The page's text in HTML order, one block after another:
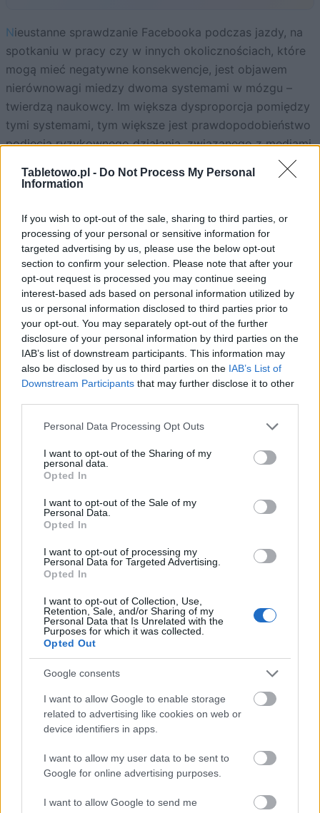
Tabletowo.pl - Do Not Process My Personal
Information
If you wish to opt-out of the sale, sharing to third parties, or
processing of your personal or sensitive information for
targeted advertising by us, please use the below opt-out
section to confirm your selection. Please note that after your
opt-out request is processed you may continue seeing
interest-based ads based on personal information utilized by
us or personal information disclosed to third parties prior to
your opt-out. You may separately opt-out of the further
disclosure of your personal information by third parties on the
IAB’s list of downstream participants. This information may
also be disclosed by us to third parties on the IAB’s List of
Downstream Participants that may further disclose it to other
Please note that this website/app uses one or more Google
not limited to your visit or usage behaviour. You may click to
grant or deny consent to Google and its third-party tags to
use your data for below specified purposes in below Google
consent section.
Personal Data Processing Opt Outs
I want to opt-out of the Sharing of my
personal data.
Opted In
I want to opt-out of the Sale of my
Personal Data.
Opted In
I want to opt-out of processing my
Personal Data for Targeted Advertising.
Opted In
I want to opt-out of Collection, Use,
Retention, Sale, and/or Sharing of my
Personal Data that Is Unrelated with the
Purposes for which it was collected.
Opted Out
Google consents
I want to allow Google to enable storage
related to advertising like cookies on web or
device identifiers in apps.
I want to allow my user data to be sent to
Google for online advertising purposes.
I want to allow Google to send me
Nieustanne sprawdzanie Facebooka podczas jazdy, na
spotkaniu w pracy czy w innych okolicznościach, które
mogą mieć negatywne konsekwencje, jest objawem
nierównowagi miedzy dwoma systemami w mózgu –
twierdzą naukowcy. Im większa dysproporcja pomiędzy
tymi systemami, tym większe jest prawdopodobieństwo
podjęcia ryzykownego działania, związanego z mediami
ad
Badacze z Uniwersytetu DePaul w Stanach
Zjednoczonych, przeprowadzili analizę działania 341
studentów, korzystających z Facebooka. Najpierw
związanych z mediami społecznościowymi podczas
jednego semestru, a następnie sprawdzano, w jaki
Facebooka w sytuacjach potencjalnie niebezpiecznych,
mają tendencję do „obciążania” systemu
odpowiedzialnego za funkcje poznawczo-emocjonalne i
„odcinania zasilania” od systemu poznawczo-